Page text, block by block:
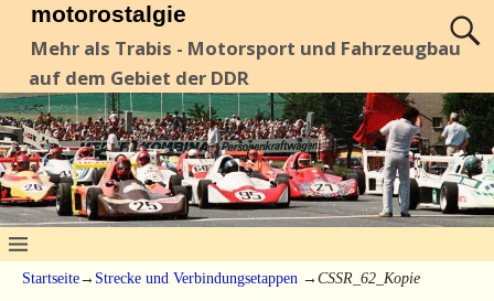
motorostalgie
Mehr als Trabis - Motorsport und Fahrzeugbau
auf dem Gebiet der DDR
Startseite→ Strecke und Verbindungsetappen → CSSR_62_Kopie